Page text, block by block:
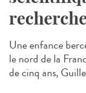
Une enfance
le nord de la
de cinq ans,